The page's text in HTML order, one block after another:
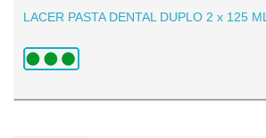
LACER PASTA DENTAL DUPLO 2 x 125 ML